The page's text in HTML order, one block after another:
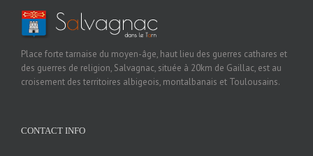
Place forte tarnaise du moyen-âge, haut lieu des guerres cathares et
des guerres de religion, Salvagnac, située à 20km de Gaillac, est au
croisement des territoires albigeois, montalbanais et Toulousains.
CONTACT INFO